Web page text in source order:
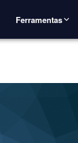
Ferramentas